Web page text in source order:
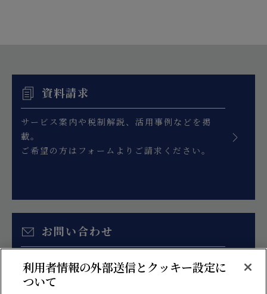
資料請求
サービス案内や税制解説、活用事例などを掲
載。
ご希望の方はフォームよりご請求ください。
お問い合わせ
お見積り、各種ご相談はこちらのフォームより
お問い合わせください。
利用者情報の外部送信とクッキー設定に
ついて